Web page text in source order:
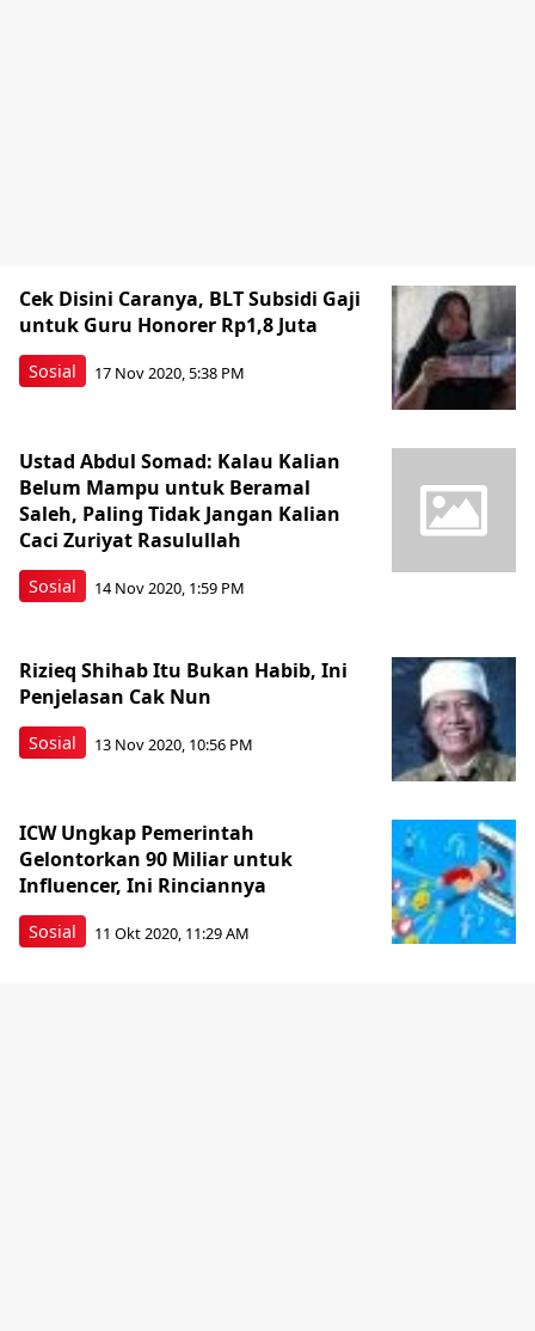
Sosial
Cek Disini Caranya, BLT Subsidi Gaji
untuk Guru Honorer Rp1,8 Juta
17 Nov 2020, 5:38 PM
Sosial
Ustad Abdul Somad: Kalau Kalian
Belum Mampu untuk Beramal
Saleh, Paling Tidak Jangan Kalian
Caci Zuriyat Rasulullah
14 Nov 2020, 1:59 PM
Sosial
Rizieq Shihab Itu Bukan Habib, Ini
Penjelasan Cak Nun
13 Nov 2020, 10:56 PM
Sosial
ICW Ungkap Pemerintah
Gelontorkan 90 Miliar untuk
Influencer, Ini Rinciannya
11 Okt 2020, 11:29 AM